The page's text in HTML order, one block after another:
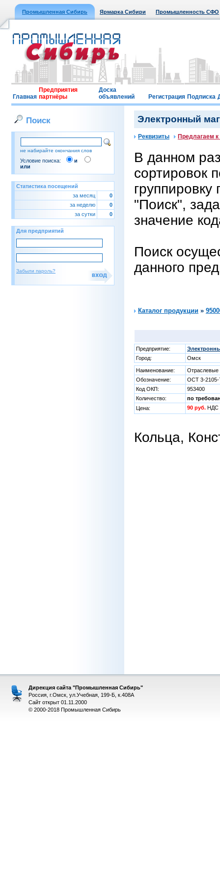
Промышленная Сибирь Ярмарка Сибири Промышленность СФО
Главная
Предприятия
партнёры
Доска
объявлений
Регистрация Подписка
Поиск
не набирайте окончания слов
Условие поиска:
и
или
Статистика посещений
за месяц
0
за неделю
0
за сутки
0
Для предприятий
Забыли пароль?
Электронный
Реквизиты Предлагаем
В данном
сортировок
"Поиск",
значение
Поиск
данного
Каталог продукции »
Предприятие:
Город:
Омск
Наименование:
Отраслевые
Обозначение:
ОСТ 3-2105-
Код ОКП:
953400
Количество:
по
Цена:
90 руб. НДС
Кольца,
Дирекция сайта "Промышленная Сибирь"
Россия, г.Омск, ул.Учебная, 199-Б, к.408А
Сайт открыт 01.11.2000
© 2000-2018 Промышленная Сибирь